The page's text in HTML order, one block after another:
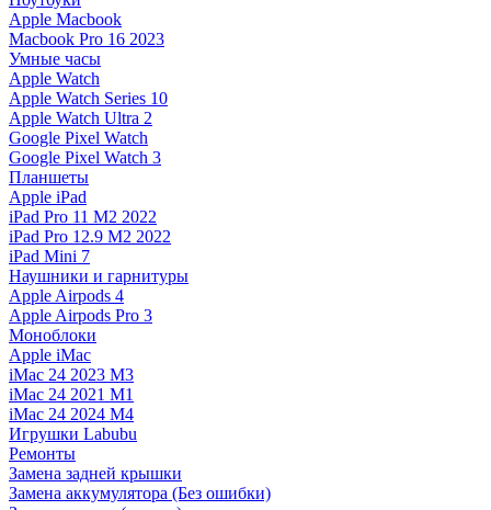
Apple Macbook
Macbook Pro 16 2023
Умные часы
Apple Watch
Apple Watch Series 10
Apple Watch Ultra 2
Google Pixel Watch
Google Pixel Watch 3
Планшеты
Apple iPad
iPad Pro 11 M2 2022
iPad Pro 12.9 M2 2022
iPad Mini 7
Наушники и гарнитуры
Apple Airpods 4
Apple Airpods Pro 3
Моноблоки
Apple iMac
iMac 24 2023 M3
iMac 24 2021 M1
iMac 24 2024 M4
Игрушки Labubu
Ремонты
Замена задней крышки
Замена аккумулятора (Без ошибки)